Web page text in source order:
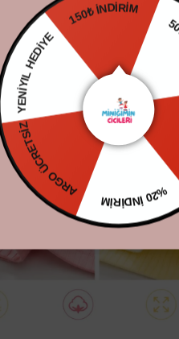
150₺ İNDİRİM
%20 İNDİRİM
KARGO ÜCRETSİZ
YENİYIL HEDİYE